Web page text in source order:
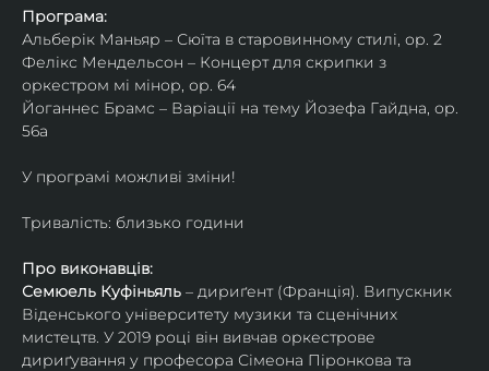
Програма:
Альберік Маньяр – Сюїта в старовинному стилі, ор. 2
Фелікс Мендельсон – Концерт для скрипки з
оркестром мі мінор, ор. 64
Йоганнес Брамс – Варіації на тему Йозефа Гайдна, ор.
56a
У програмі можливі зміни!
Тривалість: близько години
Про виконавців:
Семюель Куфіньяль – дириґент (Франція). Випускник
Віденського університету музики та сценічних
мистецтв. У 2019 році він вивчав оркестрове
дириґування у професора Сімеона Піронкова та